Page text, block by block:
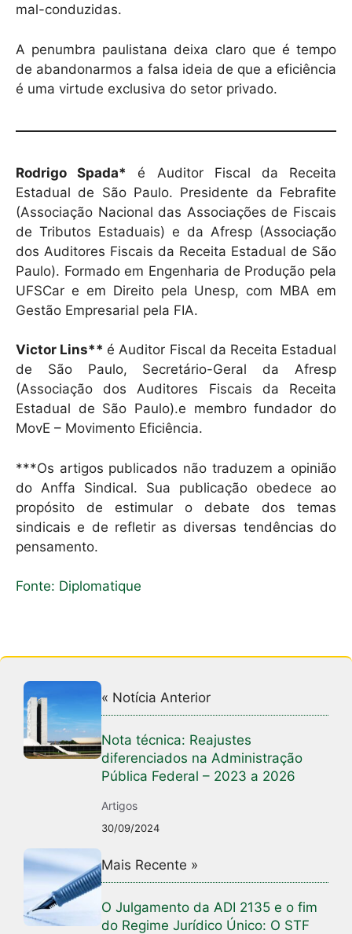
mal-conduzidas.
A penumbra paulistana deixa claro que é tempo
de abandonarmos a falsa ideia de que a eficiência
é uma virtude exclusiva do setor privado.
Rodrigo Spada*
é Auditor Fiscal da Receita
Estadual de São Paulo. Presidente da Febrafite
(Associação Nacional das Associações de Fiscais
de Tributos Estaduais) e da Afresp (Associação
dos Auditores Fiscais da Receita Estadual de São
Paulo). Formado em Engenharia de Produção pela
UFSCar e em Direito pela Unesp, com MBA em
Gestão Empresarial pela FIA.
Victor Lins** é Auditor Fiscal da Receita Estadual
de São Paulo, Secretário-Geral da Afresp
(Associação dos Auditores Fiscais da Receita
Estadual de São Paulo).e membro fundador do
MovE – Movimento Eficiência.
***Os artigos publicados não traduzem a opinião
do Anffa Sindical. Sua publicação obedece ao
propósito de estimular o debate dos temas
sindicais e de refletir as diversas tendências do
pensamento.
Fonte: Diplomatique
« Notícia Anterior
Nota técnica: Reajustes
diferenciados na Administração
Pública Federal – 2023 a 2026
Artigos
30/09/2024
Mais Recente »
O Julgamento da ADI 2135 e o fim
do Regime Jurídico Único: O STF